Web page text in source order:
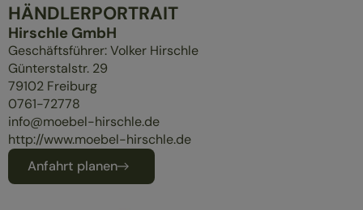
GESUND SCHLAFEN
HÄNDLERPORTRAIT
Hirschle GmbH
Geschäftsführer: Volker Hirschle
Günterstalstr. 29
79102 Freiburg
0761-72778
info@moebel-hirschle.de
http://www.moebel-hirschle.de
Anfahrt planen